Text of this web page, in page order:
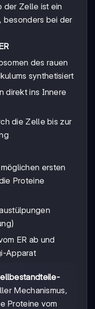
der Zelle ist ein
besonders bei der
des rauen
synthetisiert
direkt ins Innere
die Zelle bis zur
ersten
Proteine
ER ab und
Apparat
Mechanismus,
Proteine vom